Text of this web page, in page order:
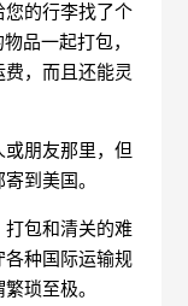
您的行李找了个
品一起打包，
，而且还能灵
或朋友那里，但
到美国。
打包和清关的难
各种国际运输规
琐至极。